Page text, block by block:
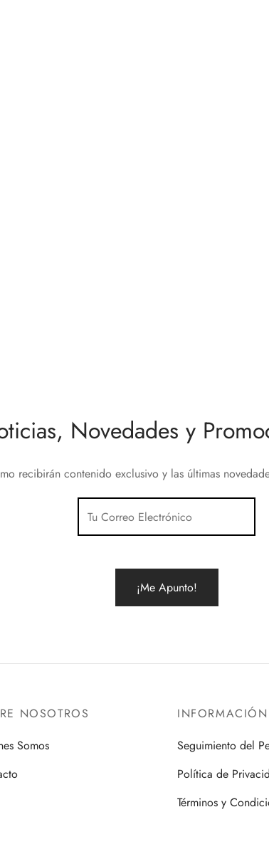
Novedades y
recibirán contenido exclusivo y las últimas
NOSOTROS
Somos
INFORMACIÓN
Seguimiento del
Política de
Términos y